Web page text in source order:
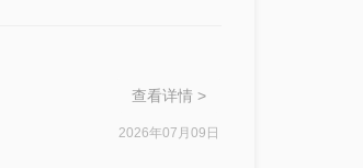
查看详情 >
2026年07月09日